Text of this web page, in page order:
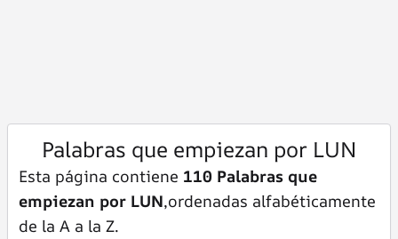
Palabras que empiezan por LUN
Esta página contiene 110 Palabras que
empiezan por LUN,ordenadas alfabéticamente
de la A a la Z.